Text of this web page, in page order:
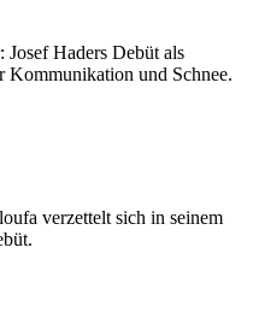
Josef Haders Debüt als
Kommunikation und Schnee.
verzettelt sich in seinem